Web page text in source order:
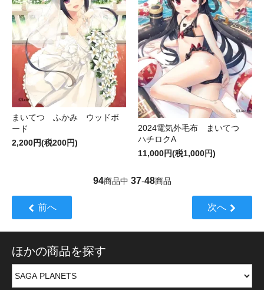
まいてつ ふかみ ウッドボ
ード
2,200円(税200円)
2024電気外毛布 まいてつ
ハチロクA
11,000円(税1,000円)
94商品中 37-48商品
前へ 次へ
ほかの商品を探す